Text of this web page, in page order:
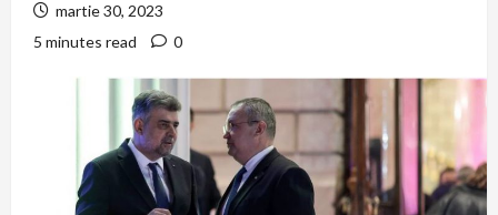
martie 30, 2023
5 minutes read
0